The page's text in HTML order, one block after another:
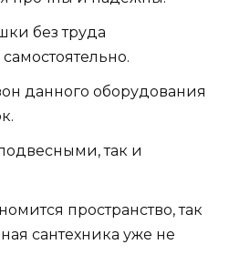
без труда
данного оборудования
так и
пространство, так
сантехника уже не